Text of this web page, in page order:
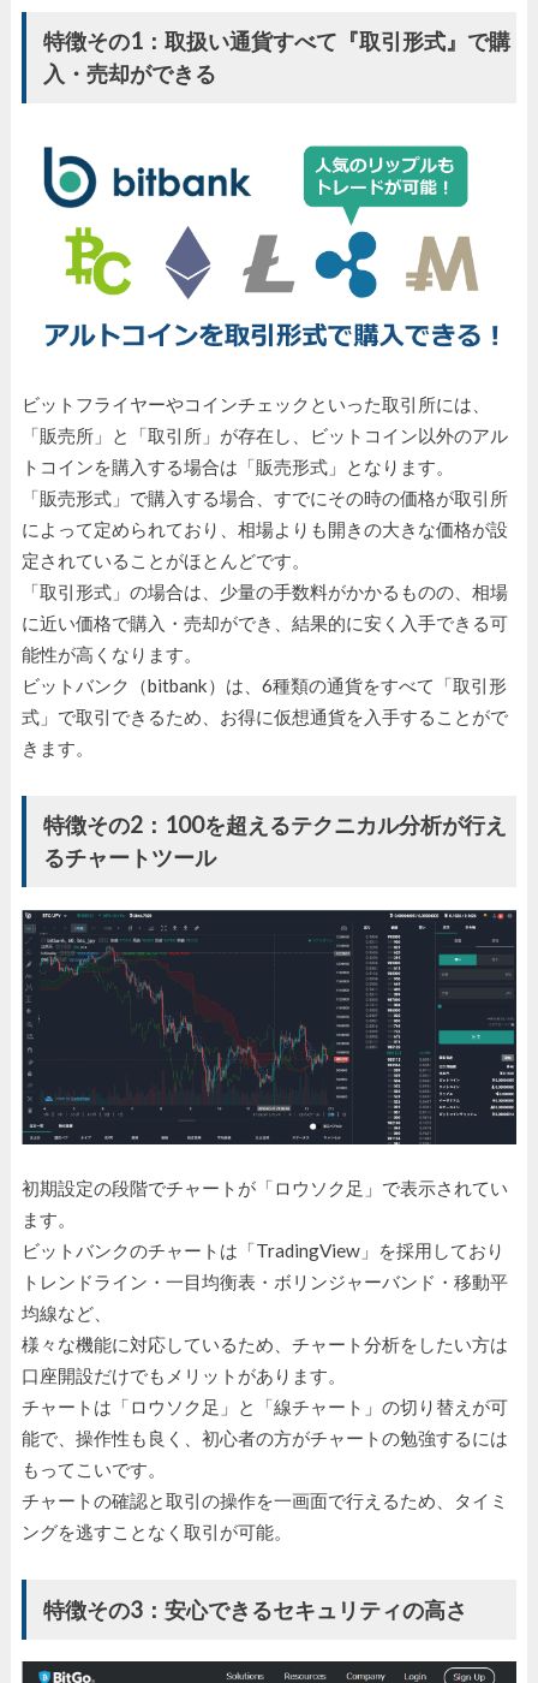
特徴その1：取扱い通貨すべて『取引形式』で購
入・売却ができる
ビットフライヤーやコインチェックといった取引所には、
「販売所」と「取引所」が存在し、ビットコイン以外のアル
トコインを購入する場合は「販売形式」となります。
「販売形式」で購入する場合、すでにその時の価格が取引所
によって定められており、相場よりも開きの大きな価格が設
定されていることがほとんどです。
「取引形式」の場合は、少量の手数料がかかるものの、相場
に近い価格で購入・売却ができ、結果的に安く入手できる可
能性が高くなります。
ビットバンク（bitbank）は、6種類の通貨をすべて「取引形
式」で取引できるため、お得に仮想通貨を入手することがで
きます。
特徴その2：100を超えるテクニカル分析が行え
るチャートツール
初期設定の段階でチャートが「ロウソク足」で表示されてい
ます。
ビットバンクのチャートは「TradingView」を採用しており
トレンドライン・一目均衡表・ボリンジャーバンド・移動平
均線など、
様々な機能に対応しているため、チャート分析をしたい方は
口座開設だけでもメリットがあります。
チャートは「ロウソク足」と「線チャート」の切り替えが可
能で、操作性も良く、初心者の方がチャートの勉強するには
もってこいです。
チャートの確認と取引の操作を一画面で行えるため、タイミ
ングを逃すことなく取引が可能。
特徴その3：安心できるセキュリティの高さ